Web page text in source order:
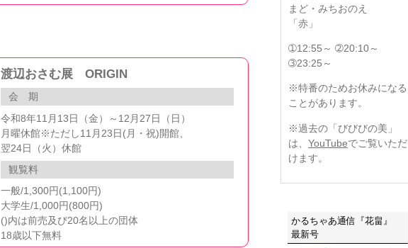
渡辺おさむ展 ORIGIN
会 期
令和8年11月13日（金）～12月27日（日）
月曜休館※ただし11月23日(月・祝)開館、
翌24日（火）休館
観覧料
一般/1,300円(1,100円)
大学生/1,000円(800円)
()内は前売及び20名以上の団体
18歳以下無料
まど・みちおのえ
「赤」
➀12:55～ ➁20:10～
➂23:25～
※特番のためお休みになる
ことがあります。
※過去の「びびびの美」
は、 YouTubeでご覧いただ
けます。
かるちゃあ通信『花畠』
最新号